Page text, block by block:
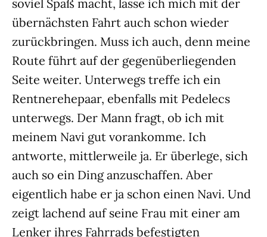
soviel Spaß macht, lasse ich mich mit der
übernächsten Fahrt auch schon wieder
zurückbringen. Muss ich auch, denn meine
Route führt auf der gegenüberliegenden
Seite weiter. Unterwegs treffe ich ein
Rentnerehepaar, ebenfalls mit Pedelecs
unterwegs. Der Mann fragt, ob ich mit
meinem Navi gut vorankomme. Ich
antworte, mittlerweile ja. Er überlege, sich
auch so ein Ding anzuschaffen. Aber
eigentlich habe er ja schon einen Navi. Und
zeigt lachend auf seine Frau mit einer am
Lenker ihres Fahrrads befestigten